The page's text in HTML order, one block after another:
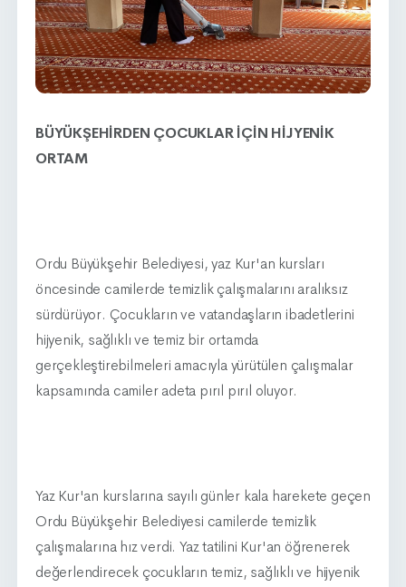
BÜYÜKŞEHİRDEN ÇOCUKLAR İÇİN HİJYENİK
ORTAM
Ordu Büyükşehir Belediyesi, yaz Kur'an kursları
öncesinde camilerde temizlik çalışmalarını aralıksız
sürdürüyor. Çocukların ve vatandaşların ibadetlerini
hijyenik, sağlıklı ve temiz bir ortamda
gerçekleştirebilmeleri amacıyla yürütülen çalışmalar
kapsamında camiler adeta pırıl pırıl oluyor.
Yaz Kur'an kurslarına sayılı günler kala harekete geçen
Ordu Büyükşehir Belediyesi camilerde temizlik
çalışmalarına hız verdi. Yaz tatilini Kur'an öğrenerek
değerlendirecek çocukların temiz, sağlıklı ve hijyenik